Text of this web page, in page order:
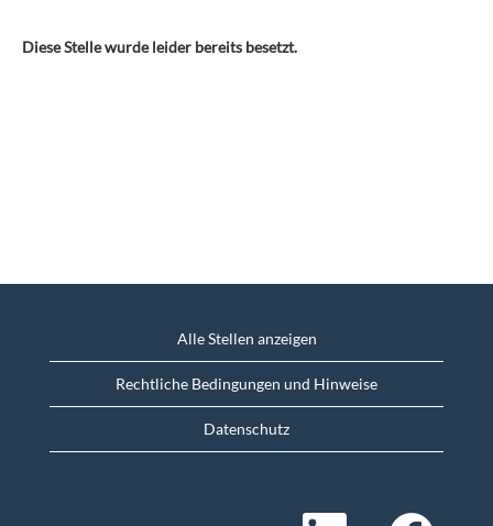
Diese Stelle wurde leider bereits besetzt.
Alle Stellen anzeigen
Rechtliche Bedingungen und Hinweise
Datenschutz
W
W